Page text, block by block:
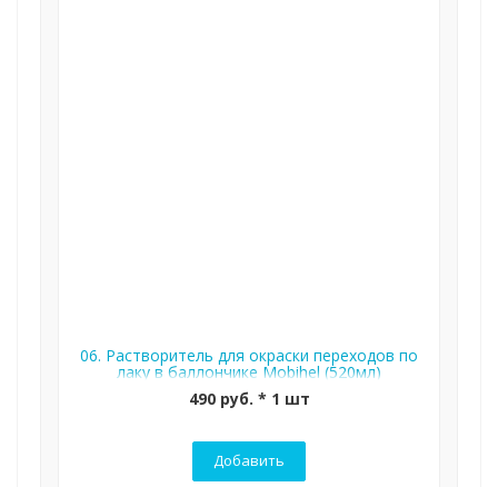
06. Растворитель для окраски переходов по
лаку в баллончике Mobihel (520мл)
490 руб. * 1 шт
Добавить